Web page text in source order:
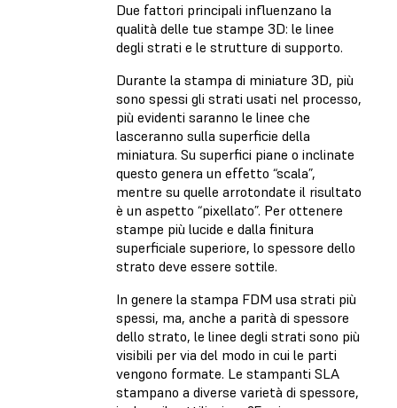
Due fattori principali influenzano la
qualità delle tue stampe 3D: le linee
degli strati e le strutture di supporto.
Durante la stampa di miniature 3D, più
sono spessi gli strati usati nel processo,
più evidenti saranno le linee che
lasceranno sulla superficie della
miniatura. Su superfici piane o inclinate
questo genera un effetto “scala”,
mentre su quelle arrotondate il risultato
è un aspetto “pixellato”. Per ottenere
stampe più lucide e dalla finitura
superficiale superiore, lo spessore dello
strato deve essere sottile.
In genere la stampa FDM usa strati più
spessi, ma, anche a parità di spessore
dello strato, le linee degli strati sono più
visibili per via del modo in cui le parti
vengono formate. Le stampanti SLA
stampano a diverse varietà di spessore,